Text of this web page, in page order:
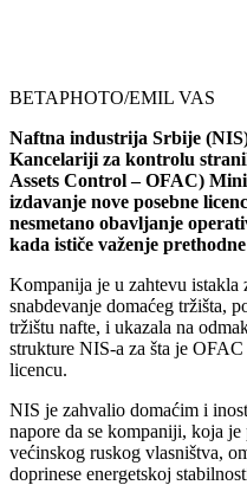
BETAPHOTO/EMIL VAS
Naftna industrija Srbije
Kancelariji za kontrolu
Assets Control – OFAC)
izdavanje nove posebne
nesmetano obavljanje
kada ističe važenje
Kompanija je u zahtevu istakla
snabdevanje domaćeg tržišta,
tržištu nafte, i ukazala na
strukture NIS-a za šta je
licencu.
NIS je zahvalio domaćim i
napore da se kompaniji, koja
većinskog ruskog vlasništva,
doprinese energetskoj